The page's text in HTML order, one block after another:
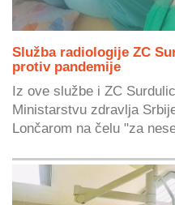
Služba radiologije ZC
protiv pandemije
Iz ove službe i ZC
Ministarstvu zdravlja
Lončarom na čelu "za